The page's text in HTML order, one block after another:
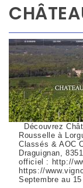
Découvrez
Rousselle à
Classés & AOC
Draguignan,
officiel : http://
https://
Septembre au